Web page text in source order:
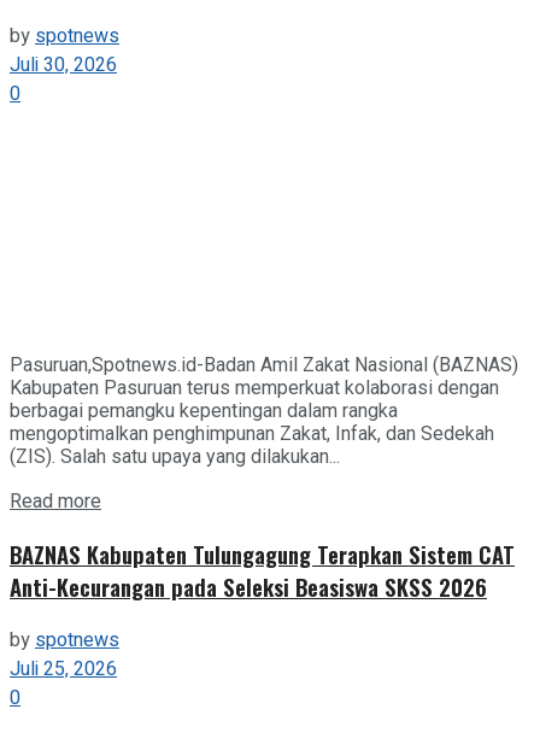
by spotnews
Juli 30, 2026
0
Pasuruan,Spotnews.id-Badan Amil Zakat Nasional (BAZNAS)
Kabupaten Pasuruan terus memperkuat kolaborasi dengan
berbagai pemangku kepentingan dalam rangka
mengoptimalkan penghimpunan Zakat, Infak, dan Sedekah
(ZIS). Salah satu upaya yang dilakukan...
Read more
BAZNAS Kabupaten Tulungagung Terapkan Sistem CAT
Anti-Kecurangan pada Seleksi Beasiswa SKSS 2026
byspotnews
Juli 25, 2026
0